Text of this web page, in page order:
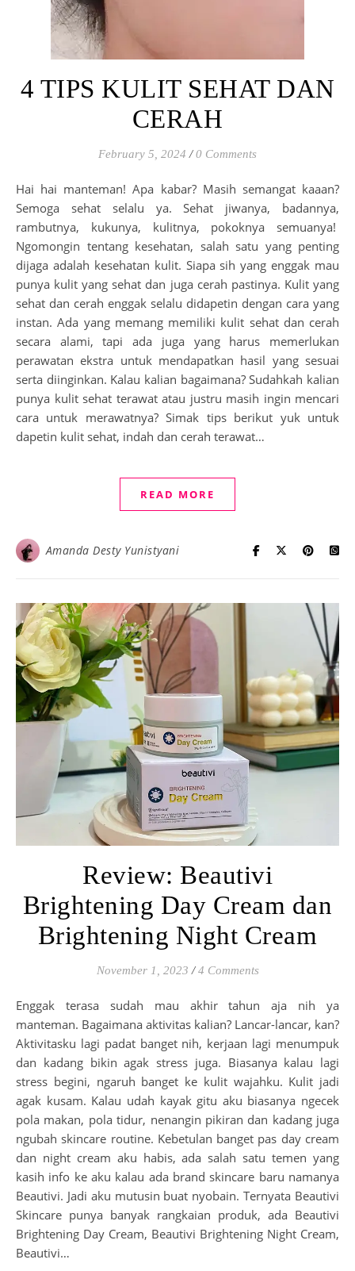
4 TIPS KULIT SEHAT DAN
CERAH
February 5, 2024 / 0 Comments
Hai hai manteman! Apa kabar? Masih semangat kaaan?
Semoga sehat selalu ya. Sehat jiwanya, badannya,
rambutnya, kukunya, kulitnya, pokoknya semuanya!
Ngomongin tentang kesehatan, salah satu yang penting
dijaga adalah kesehatan kulit. Siapa sih yang enggak mau
punya kulit yang sehat dan juga cerah pastinya. Kulit yang
sehat dan cerah enggak selalu didapetin dengan cara yang
instan. Ada yang memang memiliki kulit sehat dan cerah
secara alami, tapi ada juga yang harus memerlukan
perawatan ekstra untuk mendapatkan hasil yang sesuai
serta diinginkan. Kalau kalian bagaimana? Sudahkah kalian
punya kulit sehat terawat atau justru masih ingin mencari
cara untuk merawatnya? Simak tips berikut yuk untuk
dapetin kulit sehat, indah dan cerah terawat…
READ MORE
Amanda Desty Yunistyani
Review: Beautivi
Brightening Day Cream dan
Brightening Night Cream
November 1, 2023 / 4 Comments
Enggak terasa sudah mau akhir tahun aja nih ya
manteman. Bagaimana aktivitas kalian? Lancar-lancar, kan?
Aktivitasku lagi padat banget nih, kerjaan lagi menumpuk
dan kadang bikin agak stress juga. Biasanya kalau lagi
stress begini, ngaruh banget ke kulit wajahku. Kulit jadi
agak kusam. Kalau udah kayak gitu aku biasanya ngecek
pola makan, pola tidur, nenangin pikiran dan kadang juga
ngubah skincare routine. Kebetulan banget pas day cream
dan night cream aku habis, ada salah satu temen yang
kasih info ke aku kalau ada brand skincare baru namanya
Beautivi. Jadi aku mutusin buat nyobain. Ternyata Beautivi
Skincare punya banyak rangkaian produk, ada Beautivi
Brightening Day Cream, Beautivi Brightening Night Cream,
Beautivi…